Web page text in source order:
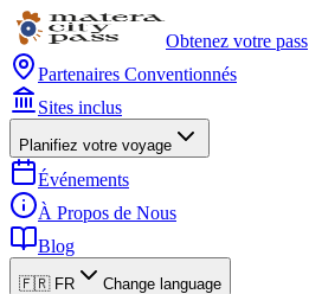
Obtenez votre pass
Partenaires Conventionnés
Sites inclus
Planifiez votre voyage
Événements
À Propos de Nous
Blog
🇫🇷 FR Change language